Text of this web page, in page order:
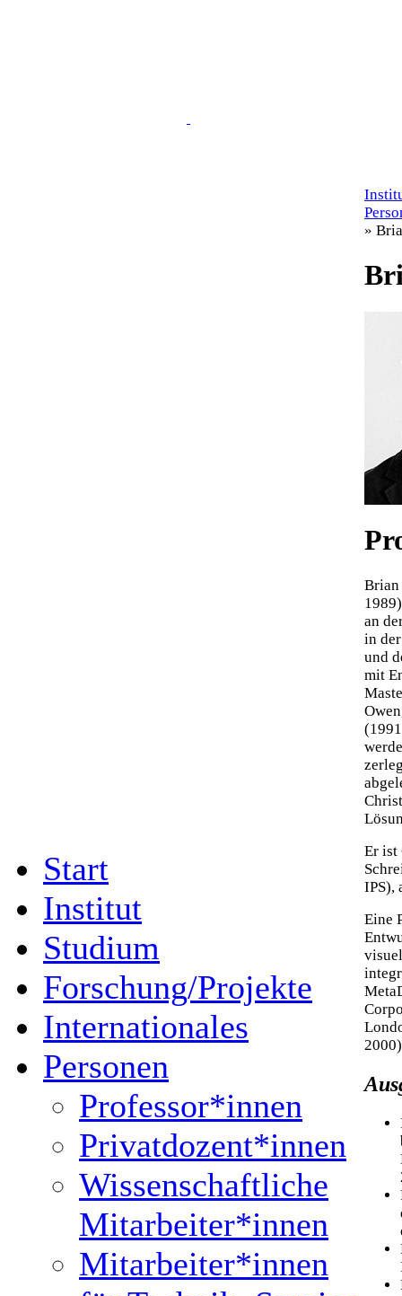
Start
Institut
Studium
Forschung/Projekte
Internationales
Personen
Professor*innen
Privatdozent*innen
Wissenschaftliche
Mitarbeiter*innen
Mitarbeiter*innen
»
an
in
und
mit
Er ist
IPS),
Eine